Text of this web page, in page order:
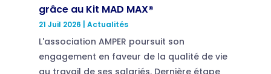
grâce au Kit MAD MAX®
21 Juil 2026 Actualités
L'association AMPER poursuit son
engagement en faveur de la qualité de vie